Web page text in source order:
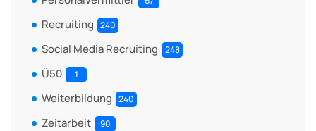
Recruiting 240
Social Media Recruiting 248
Ü50 1
Weiterbildung 240
Zeitarbeit 90